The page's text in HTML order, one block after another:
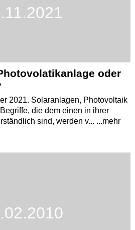
oder
2021. Solaranlagen, Photovoltaik
die dem einen in ihrer
sind, werden v... ...mehr